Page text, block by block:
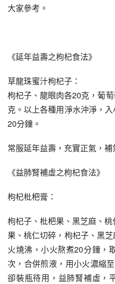
大家參考。
《延年益壽之枸杞食法》
草龍珠蜜汁枸杞子：
枸杞子、龍眼肉各20克，葡
克。以上各種用淨水沖淨，
20分鐘。
常服延年益壽，充實正氣，補
《益肺腎補虛之枸杞食法》
枸杞枇杷膏：
枸杞子、枇杷果、黑芝麻、
果、桃仁切碎，枸杞子、黑
火燒沸，小火熬煮20分鐘，
次，合併煎液，用小火濃縮
卻裝瓶待用，益肺腎補虛，